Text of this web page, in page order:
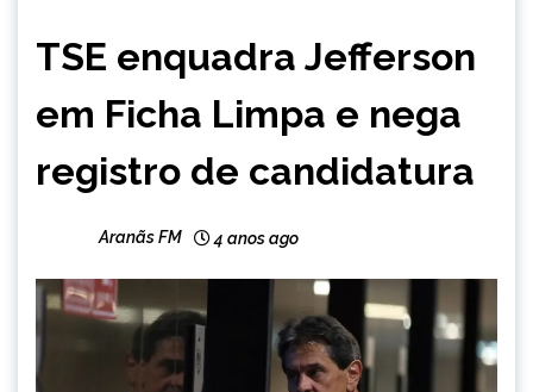
NOTÍCIAS
TSE enquadra Jefferson
em Ficha Limpa e nega
registro de candidatura
Aranãs FM 4 anos ago